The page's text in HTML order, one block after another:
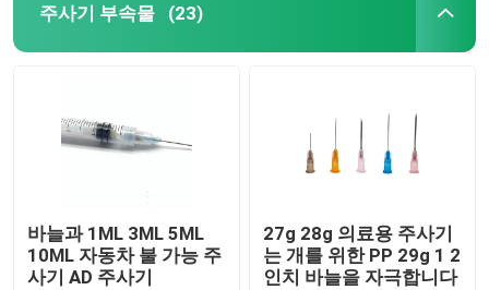
주사기 부속물 (23)
바늘과 1ML 3ML 5ML
10ML 자동차 불 가능 주
사기 AD 주사기
27g 28g 의료용 주사기
는 개를 위한 PP 29g 1 2
인치 바늘을 자극합니다